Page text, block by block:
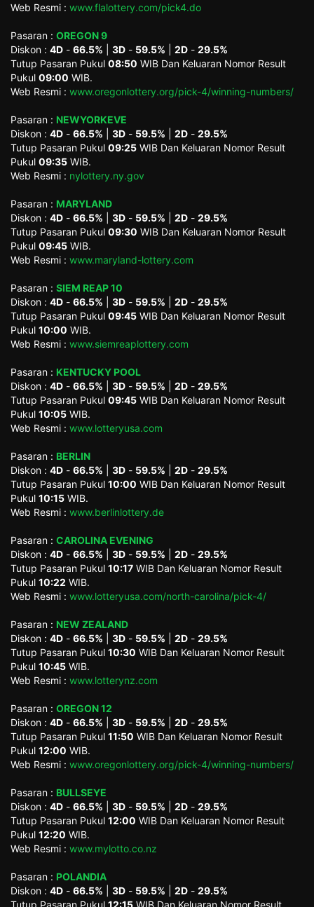
Web Resmi : www.flalottery.com/pick4.do
Pasaran : OREGON 9
Diskon : 4D - 66.5% 3D - 59.5% 2D - 29.5%
Tutup Pasaran Pukul 08:50 WIB Dan Keluaran Nomor Result
Pukul 09:00 WIB.
Web Resmi : www.oregonlottery.org/pick-4/winning-numbers/
Pasaran : NEWYORKEVE
Diskon : 4D - 66.5% 3D - 59.5% 2D - 29.5%
Tutup Pasaran Pukul 09:25 WIB Dan Keluaran Nomor Result
Pukul 09:35 WIB.
Web Resmi : nylottery.ny.gov
Pasaran : MARYLAND
Diskon : 4D - 66.5% 3D - 59.5% 2D - 29.5%
Tutup Pasaran Pukul 09:30 WIB Dan Keluaran Nomor Result
Pukul 09:45 WIB.
Web Resmi : www.maryland-lottery.com
Pasaran : SIEM REAP 10
Diskon : 4D - 66.5% 3D - 59.5% 2D - 29.5%
Tutup Pasaran Pukul 09:45 WIB Dan Keluaran Nomor Result
Pukul 10:00 WIB.
Web Resmi : www.siemreaplottery.com
Pasaran : KENTUCKY POOL
Diskon : 4D - 66.5% 3D - 59.5% 2D - 29.5%
Tutup Pasaran Pukul 09:45 WIB Dan Keluaran Nomor Result
Pukul 10:05 WIB.
Web Resmi : www.lotteryusa.com
Pasaran : BERLIN
Diskon : 4D - 66.5% 3D - 59.5% 2D - 29.5%
Tutup Pasaran Pukul 10:00 WIB Dan Keluaran Nomor Result
Pukul 10:15 WIB.
Web Resmi : www.berlinlottery.de
Pasaran : CAROLINA EVENING
Diskon : 4D - 66.5% 3D - 59.5% 2D - 29.5%
Tutup Pasaran Pukul 10:17 WIB Dan Keluaran Nomor Result
Pukul 10:22 WIB.
Web Resmi : www.lotteryusa.com/north-carolina/pick-4/
Pasaran : NEW ZEALAND
Diskon : 4D - 66.5% 3D - 59.5% 2D - 29.5%
Tutup Pasaran Pukul 10:30 WIB Dan Keluaran Nomor Result
Pukul 10:45 WIB.
Web Resmi : www.lotterynz.com
Pasaran : OREGON 12
Diskon : 4D - 66.5% 3D - 59.5% 2D - 29.5%
Tutup Pasaran Pukul 11:50 WIB Dan Keluaran Nomor Result
Pukul 12:00 WIB.
Web Resmi : www.oregonlottery.org/pick-4/winning-numbers/
Pasaran : BULLSEYE
Diskon : 4D - 66.5% 3D - 59.5% 2D - 29.5%
Tutup Pasaran Pukul 12:00 WIB Dan Keluaran Nomor Result
Pukul 12:20 WIB.
Web Resmi : www.mylotto.co.nz
Pasaran : POLANDIA
Diskon : 4D - 66.5% 3D - 59.5% 2D - 29.5%
Tutup Pasaran Pukul 12:15 WIB Dan Keluaran Nomor Result